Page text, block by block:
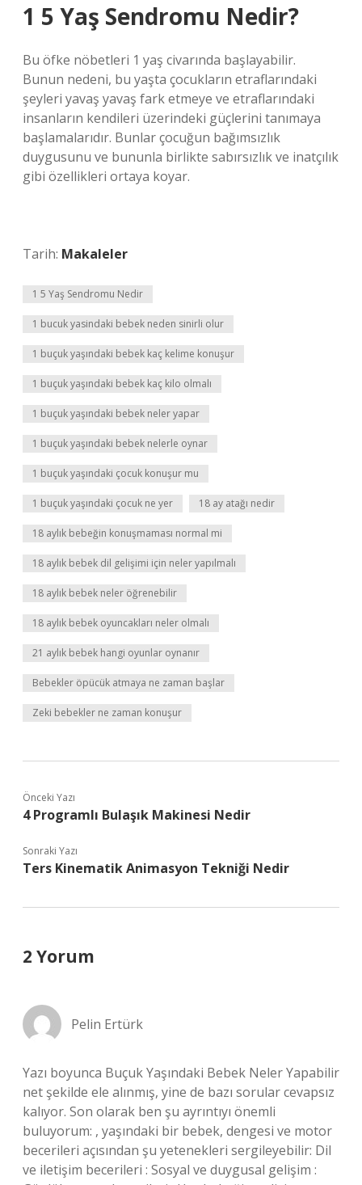
1 5 Yaş Sendromu Nedir?
Bu öfke nöbetleri 1 yaş civarında başlayabilir.
Bunun nedeni, bu yaşta çocukların etraflarındaki
şeyleri yavaş yavaş fark etmeye ve etraflarındaki
insanların kendileri üzerindeki güçlerini tanımaya
başlamalarıdır. Bunlar çocuğun bağımsızlık
duygusunu ve bununla birlikte sabırsızlık ve inatçılık
gibi özellikleri ortaya koyar.
Tarih: Makaleler
1 5 Yaş Sendromu Nedir
1 bucuk yasindaki bebek neden sinirli olur
1 buçuk yaşındaki bebek kaç kelime konuşur
1 buçuk yaşındaki bebek kaç kilo olmalı
1 buçuk yaşındaki bebek neler yapar
1 buçuk yaşındaki bebek nelerle oynar
1 buçuk yaşındaki çocuk konuşur mu
1 buçuk yaşındaki çocuk ne yer 18 ay atağı nedir
18 aylık bebeğin konuşmaması normal mi
18 aylık bebek dil gelişimi için neler yapılmalı
18 aylık bebek neler öğrenebilir
18 aylık bebek oyuncakları neler olmalı
21 aylık bebek hangi oyunlar oynanır
Bebekler öpücük atmaya ne zaman başlar
Zeki bebekler ne zaman konuşur
Önceki Yazı
4 Programlı Bulaşık Makinesi Nedir
Sonraki Yazı
Ters Kinematik Animasyon Tekniği Nedir
2 Yorum
Pelin Ertürk
Yazı boyunca Buçuk Yaşındaki Bebek Neler Yapabilir
net şekilde ele alınmış, yine de bazı sorular cevapsız
kalıyor. Son olarak ben şu ayrıntıyı önemli
buluyorum: , yaşındaki bir bebek, dengesi ve motor
becerileri açısından şu yetenekleri sergileyebilir: Dil
ve iletişim becerileri : Sosyal ve duygusal gelişim :